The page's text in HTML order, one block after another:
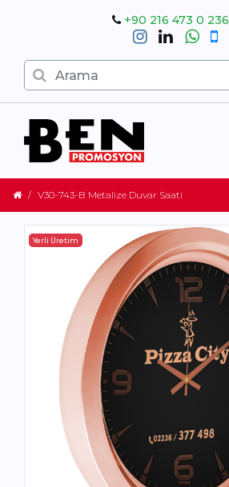
+90 216 473 0 236
V30-743-B Metalize Duvar Saati
Yerli Üretim